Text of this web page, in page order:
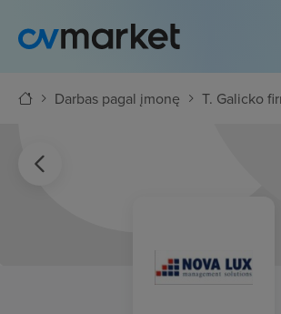
Darbas pagal įmonę T. Galicko